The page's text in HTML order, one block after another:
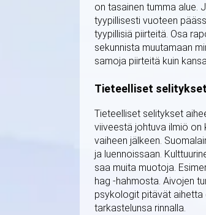
on tasainen tumma alue.
tyypillisesti vuoteen
tyypillisiä piirteitä. Osa
sekunnista muutamaan
samoja piirteitä kuin
Tieteelliset selitykset
Tieteelliset selitykset
viiveestä johtuva ilmiö on
vaiheen jälkeen.
ja luennoissaan.
saa muita muotoja.
hag -hahmosta. Aivojen
psykologit pitävät aihetta
tarkastelunsa rinnalla.